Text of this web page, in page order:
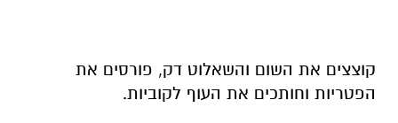
קוצצים את השום והשאלוט דק, פורסים את
הפטריות וחותכים את העוף לקוביות.